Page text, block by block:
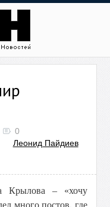
0
Леонид Пайдиев
Крылова – «хочу
много постов, где